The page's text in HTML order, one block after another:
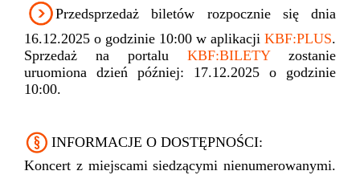
Przedsprzedaż biletów rozpocznie się dnia
16.12.2025 o godzinie 10:00 w aplikacji KBF:PLUS.
Sprzedaż na portalu KBF:BILETYzostanie
uruomiona dzień później: 17.12.2025 o godzinie
10:00.
INFORMACJE O DOSTĘPNOŚCI:
Koncert z miejscami siedzącymi nienumerowanymi.